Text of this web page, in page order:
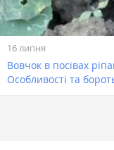
16 липня
Вовчок в посівах
Особливості та